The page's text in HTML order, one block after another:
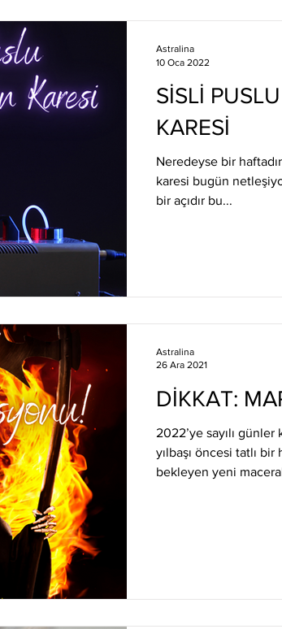
SİSLİ
KARESİ
Neredeyse bir
karesi bugün
bir açıdır bu...
Astralina
10 Oca 2022
DİKKAT:
2022’ye sayılı günler
yılbaşı öncesi tatlı
bekleyen yeni
Astralina
26 Ara 2021